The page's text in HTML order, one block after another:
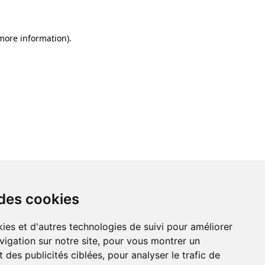
cookies
et d'autres technologies de suivi pour améliorer
sur notre site, pour vous montrer un
des publicités ciblées, pour analyser le trafic de
information).